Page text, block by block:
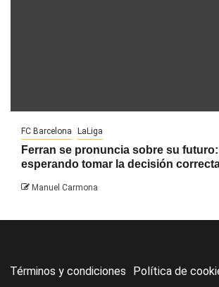
FC Barcelona LaLiga
Ferran se pronuncia sobre su
esperando tomar la decisión
Manuel Carmona
Términos y condiciones Política de